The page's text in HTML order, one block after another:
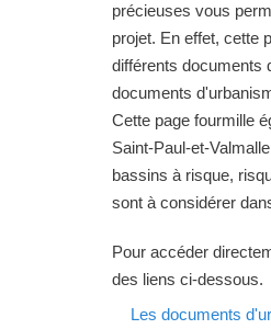
précieuses vous
projet. En effet, cette
différents documents
documents
Cette page fourmille
Saint-Paul-et-
bassins à risque,
sont à considérer
Pour accéder
des liens ci-dessous.
Les documents